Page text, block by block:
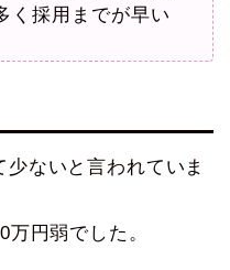
く採用までが早い
ないと言われていま
円弱でした。